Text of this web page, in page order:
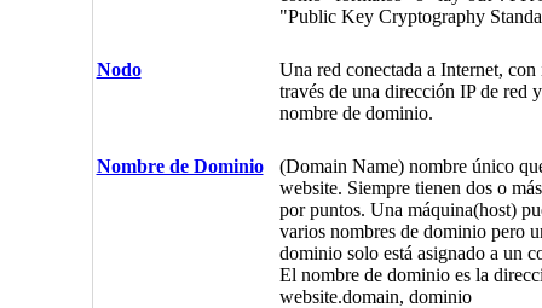
"Public Key Cryptography
Nodo
Una red conectada a Internet,
través de una dirección IP de red
nombre de dominio.
Nombre de Dominio
(Domain Name) nombre único
website. Siempre tienen dos o
por puntos. Una máquina(host)
varios nombres de dominio pero
dominio solo está asignado a un
El nombre de dominio es la
website.domain, dominio